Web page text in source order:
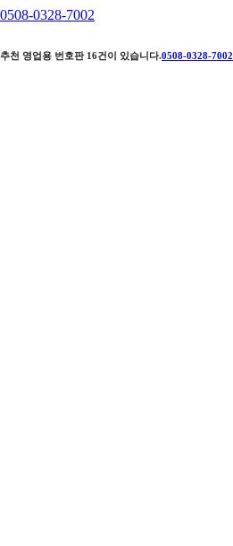
0508-0328-7002
추천 영업용 번호판 16건이 있습니다.0508-0328-7002